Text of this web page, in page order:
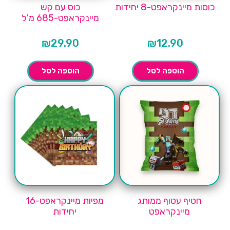
כוסות מיינקראפט-8 יחידות
₪12.90
הוספה לסל
כוס עם קש
מיינקראפט-685 מ'ל
₪29.90
הוספה לסל
חטיף עטוף ממותג
מיינקראפט
מפיות מיינקראפט-16
יחידות